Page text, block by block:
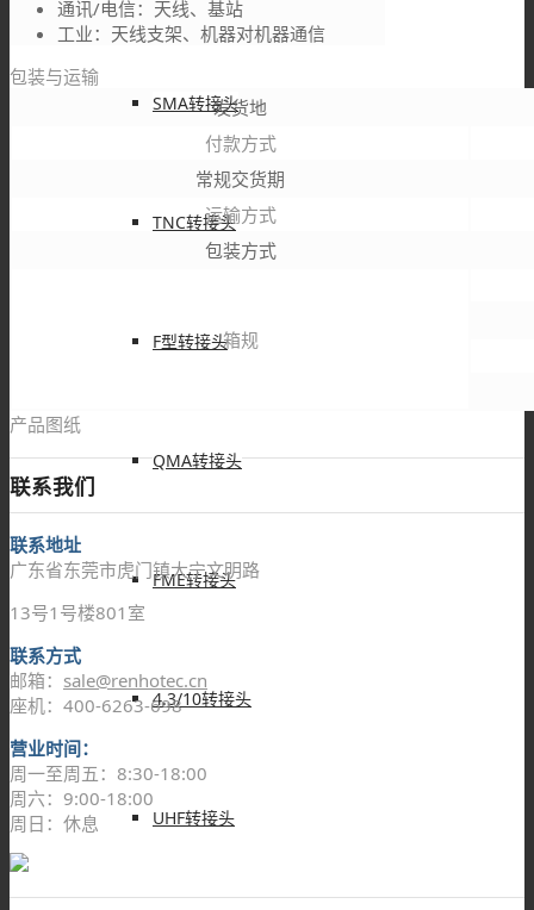
SMA转接头
TNC转接头
F型转接头
QMA转接头
FME转接头
4.3/10转接头
UHF转接头
通讯/电信：天线、基站
工业：天线支架、机器对机器通信
包装与运输
发货地
付款方式
常规交货期
运输方式
包装方式
箱规
产品图纸
联系我们
联系地址
广东省东莞市虎门镇大宁文明路
13号1号楼801室
联系方式
邮箱： sale@renhotec.cn
座机：400-6263-698
营业时间：
周一至周五：8:30-18:00
周六：9:00-18:00
周日：休息